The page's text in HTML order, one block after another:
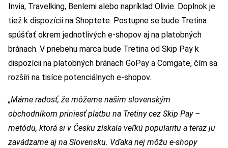
Invia, Travelking, Benlemi alebo napríklad Olivie. Doplnok je
tiež k dispozícii na Shoptete. Postupne se bude Tretina
spúšťať okrem jednotlivých e-shopov aj na platobných
bránach. V priebehu marca bude Tretina od Skip Pay k
dispozícii na platobných bránach GoPay a Comgate, čím sa
rozšíri na tisíce potenciálnych e-shopov.
„Máme radosť, že môžeme našim slovenským
obchodníkom priniesť platbu na Tretiny cez Skip Pay –
metódu, ktorá si v Česku získala veľkú popularitu a teraz ju
zavádzame aj na Slovensku. Vďaka nej môžu e-shopy